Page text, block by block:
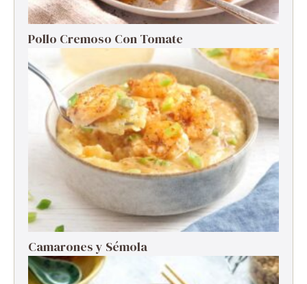
Pollo Cremoso Con Tomate
Camarones y Sémola